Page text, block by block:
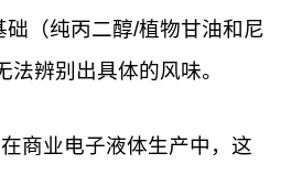
础（纯丙二醇/植物甘油和尼
法辨别出具体的风味。
在商业电子液体生产中，这